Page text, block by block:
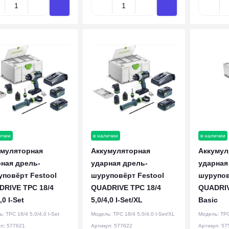
дрель-
Festool
TPC 18/4
I-Set
TPC 18/4 5,0/4,0 I-Set
577621
в наличии
Аккумуляторная
ударная дрель-
шуруповёрт Festool
QUADRIVE TPC 18/4
5,0/4,0 I-Set/XL
Модель: TPC 18/4 5,0/4,0 I-Set/XL
Артикул: 577622
в наличии
Basic
Модель:
Артикул: